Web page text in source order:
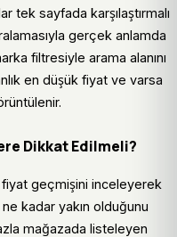
tek sayfada karşılaştırmalı
gerçek anlamda
filtresiyle arama alanını
en düşük fiyat ve varsa
Dikkat Edilmeli?
fiyat geçmişini inceleyerek
kadar yakın olduğunu
mağazada listeleyen